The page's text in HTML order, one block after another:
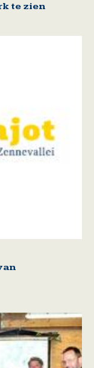
te zien